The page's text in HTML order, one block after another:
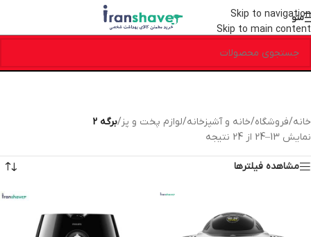
Skip to navigation
Skip to main content
منو
خانه/فروشگاه/خانه و آشپزخانه/لوازم پخت و پز/برگه 2
نمایش 13–24 از 24 نتیجه
مشاهده فیلترها